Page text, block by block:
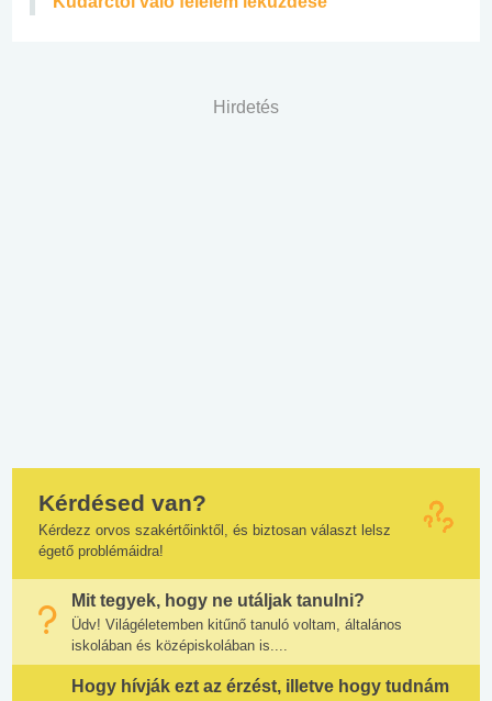
Hirdetés
Kérdésed van?
Kérdezz orvos szakértőinktől, és biztosan választ lelsz
égető problémáidra!
Mit tegyek, hogy ne utáljak tanulni?
Üdv! Világéletemben kitűnő tanuló voltam, általános
iskolában és középiskolában is....
Hogy hívják ezt az érzést, illetve hogy tudnám